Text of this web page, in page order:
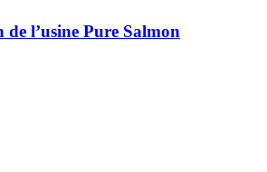
l’usine Pure Salmon